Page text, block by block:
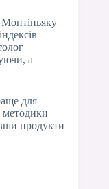
а
для
методики
продукти